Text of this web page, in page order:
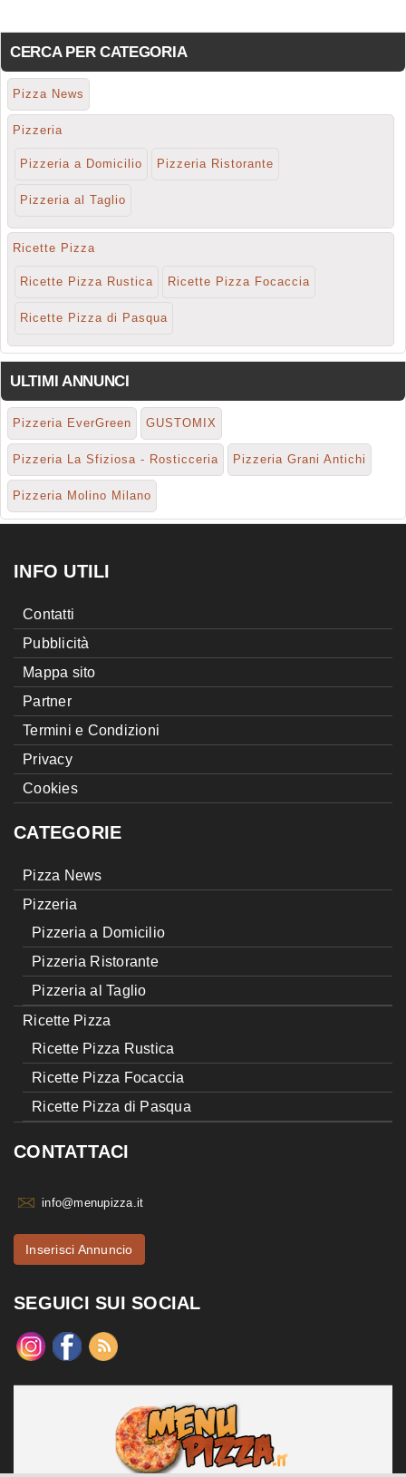
CERCA PER CATEGORIA
Pizza News
Pizzeria
Pizzeria a Domicilio Pizzeria Ristorante
Pizzeria al Taglio
Ricette Pizza
Ricette Pizza Rustica Ricette Pizza Focaccia
Ricette Pizza di Pasqua
ULTIMI ANNUNCI
Pizzeria EverGreen GUSTOMIX
Pizzeria La Sfiziosa - Rosticceria Pizzeria Grani Antichi
Pizzeria Molino Milano
INFO UTILI
Contatti
Pubblicità
Mappa sito
Partner
Termini e Condizioni
Privacy
Cookies
CATEGORIE
Pizza News
Pizzeria
Pizzeria a Domicilio
Pizzeria Ristorante
Pizzeria al Taglio
Ricette Pizza
Ricette Pizza Rustica
Ricette Pizza Focaccia
Ricette Pizza di Pasqua
CONTATTACI
info@menupizza.it
Inserisci Annuncio
SEGUICI SUI SOCIAL